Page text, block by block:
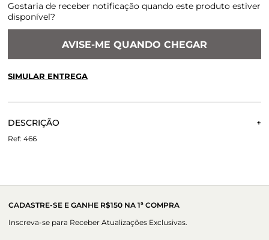
Gostaria de receber notificação quando este produto estiver
disponível?
AVISE-ME QUANDO CHEGAR
SIMULAR ENTREGA
DESCRIÇÃO
O Scarpin Tulum é produzido com um mix de materiais. O
tornozelo.
466
CADASTRE-SE E GANHE R$150 NA 1ª COMPRA
Inscreva-se para Receber Atualizações Exclusivas.